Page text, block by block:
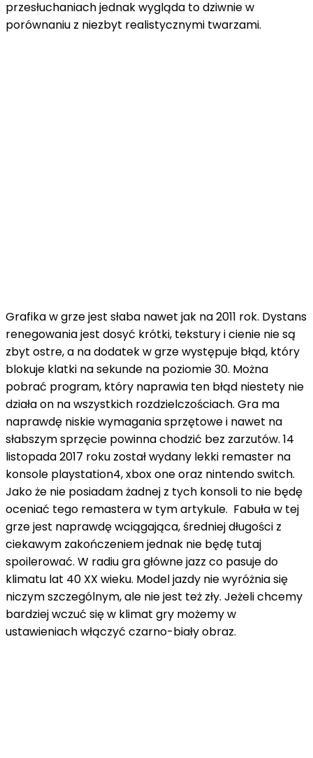
przesłuchaniach jednak wygląda to dziwnie w
porównaniu z niezbyt realistycznymi twarzami.
Grafika w grze jest słaba nawet jak na 2011 rok. Dystans
renegowania jest dosyć krótki, tekstury i cienie nie są
zbyt ostre, a na dodatek w grze występuje błąd, który
blokuje klatki na sekunde na poziomie 30. Można
pobrać program, który naprawia ten błąd niestety nie
działa on na wszystkich rozdzielczościach. Gra ma
naprawdę niskie wymagania sprzętowe i nawet na
słabszym sprzęcie powinna chodzić bez zarzutów. 14
listopada 2017 roku został wydany lekki remaster na
konsole playstation4, xbox one oraz nintendo switch.
Jako że nie posiadam żadnej z tych konsoli to nie będę
oceniać tego remastera w tym artykule. Fabuła w tej
grze jest naprawdę wciągająca, średniej długości z
ciekawym zakończeniem jednak nie będę tutaj
spoilerować. W radiu gra główne jazz co pasuje do
klimatu lat 40 XX wieku. Model jazdy nie wyróżnia się
niczym szczególnym, ale nie jest też zły. Jeżeli chcemy
bardziej wczuć się w klimat gry możemy w
ustawieniach włączyć czarno-biały obraz.